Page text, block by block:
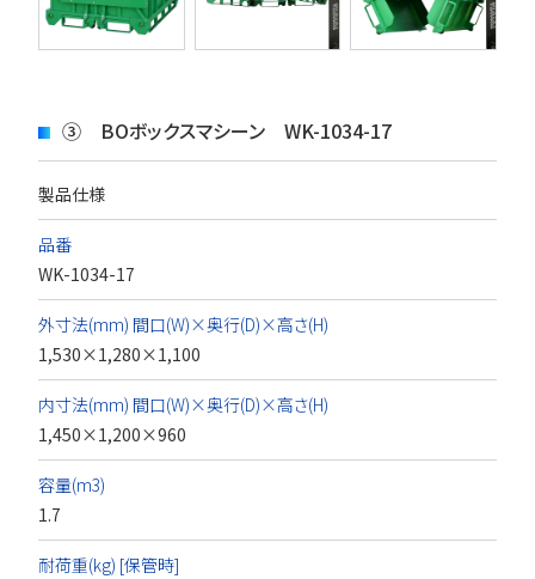
③ BOボックスマシーン WK-1034-17
製品仕様
品番
WK-1034-17
外寸法(mm) 間口(W)×奥行(D)×高さ(H)
1,530×1,280×1,100
内寸法(mm) 間口(W)×奥行(D)×高さ(H)
1,450×1,200×960
容量(m3)
1.7
耐荷重(kg) [保管時]